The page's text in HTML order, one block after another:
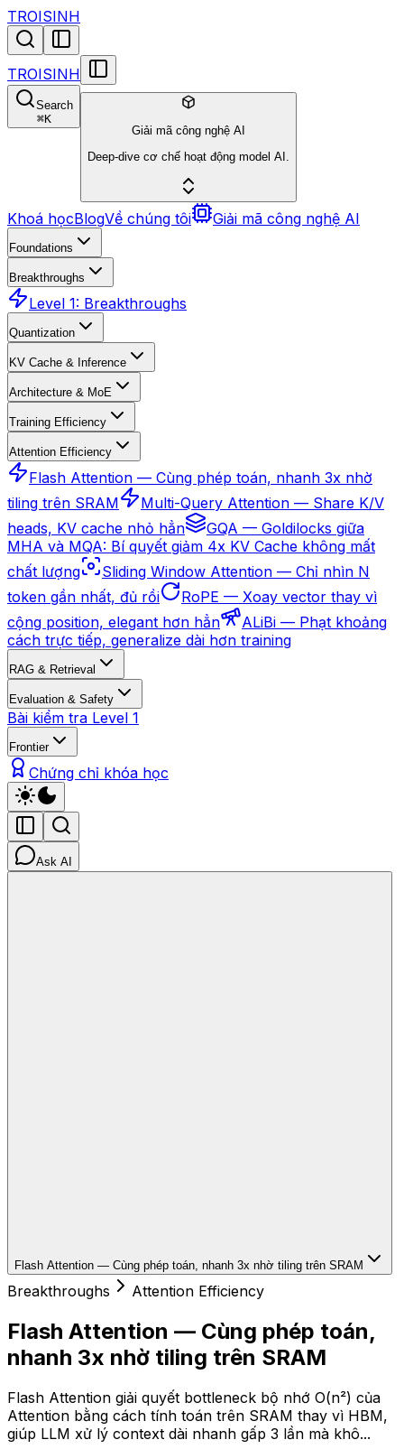
TROISINH
TROISINH
Search
⌘K
Giải mã công nghệ AI
Deep-dive cơ chế hoạt động model AI.
Khoá họcBlogVề chúng tôi Giải mã công nghệ AI
Foundations
Breakthroughs
Level 1: Breakthroughs
Quantization
KV Cache & Inference
Architecture & MoE
Training Efficiency
Attention Efficiency
Flash Attention — Cùng phép toán, nhanh 3x nhờ
tiling trên SRAM
Multi-Query Attention — Share K/V
heads, KV cache nhỏ hẳn
GQA — Goldilocks giữa
MHA và MQA: Bí quyết giảm 4x KV Cache không mất
chất lượng
Sliding Window Attention — Chỉ nhìn N
token gần nhất, đủ rồi
RoPE — Xoay vector thay vì
cộng position, elegant hơn hẳn
ALiBi — Phạt khoảng
cách trực tiếp, generalize dài hơn training
RAG & Retrieval
Evaluation & Safety
Bài kiểm tra Level 1
Frontier
Chứng chỉ khóa học
Ask AI
Flash Attention — Cùng phép toán, nhanh 3x nhờ tiling trên SRAM
Breakthroughs Attention Efficiency
Flash Attention — Cùng phép toán,
nhanh 3x nhờ tiling trên SRAM
Flash Attention giải quyết bottleneck bộ nhớ O(n²) của
Attention bằng cách tính toán trên SRAM thay vì HBM,
giúp LLM xử lý context dài nhanh gấp 3 lần mà khô...